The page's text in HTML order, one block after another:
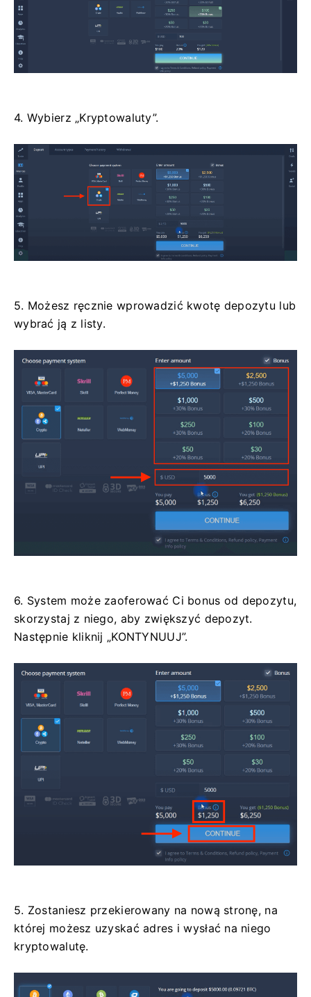
4. Wybierz „Kryptowaluty”.
5. Możesz ręcznie wprowadzić kwotę depozytu lub
wybrać ją z listy.
6. System może zaoferować Ci bonus od depozytu,
skorzystaj z niego, aby zwiększyć depozyt.
Następnie kliknij „KONTYNUUJ”.
5. Zostaniesz przekierowany na nową stronę, na
której możesz uzyskać adres i wysłać na niego
kryptowalutę.